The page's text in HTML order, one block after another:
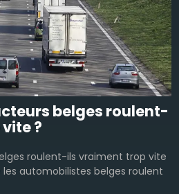
belges roulent-
?
roulent-ils vraiment trop vite
automobilistes belges roulent